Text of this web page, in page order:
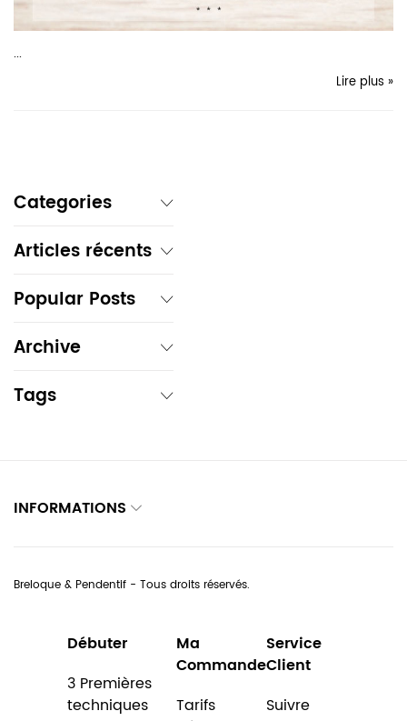
...
Lire plus »
Categories
Articles récents
Popular Posts
Archive
Tags
INFORMATIONS
Breloque & Pendentif - Tous droits réservés.
Débuter
3 Premières
techniques
Ma
Commande
Tarifs
Service
Client
Suivre